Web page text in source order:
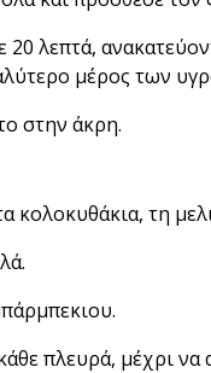
λεπτά,
μέρος των
στην άκρη.
κολοκυθάκια, τη
πλευρά, μέχρι